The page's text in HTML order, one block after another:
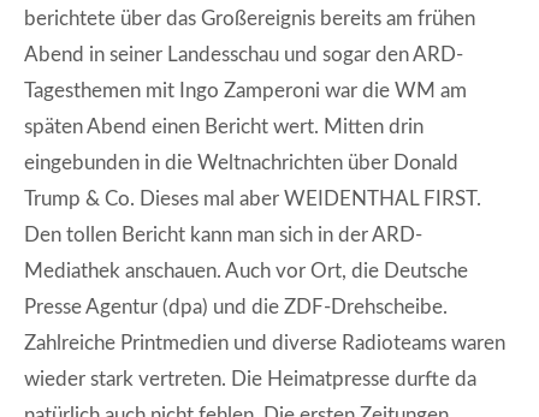
berichtete über das Großereignis bereits am frühen
Abend in seiner Landesschau und sogar den ARD-
Tagesthemen mit Ingo Zamperoni war die WM am
späten Abend einen Bericht wert. Mitten drin
eingebunden in die Weltnachrichten über Donald
Trump & Co. Dieses mal aber WEIDENTHAL FIRST.
Den tollen Bericht kann man sich in der ARD-
Mediathek anschauen. Auch vor Ort, die Deutsche
Presse Agentur (dpa) und die ZDF-Drehscheibe.
Zahlreiche Printmedien und diverse Radioteams waren
wieder stark vertreten. Die Heimatpresse durfte da